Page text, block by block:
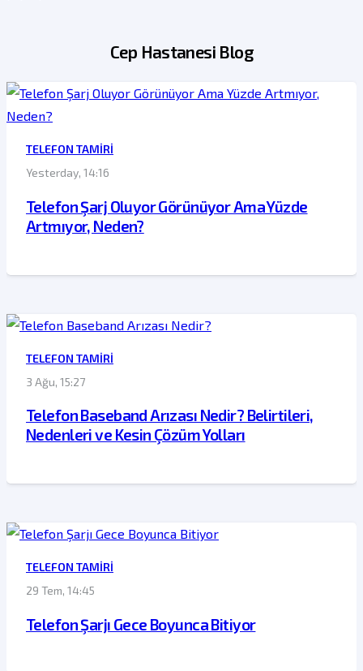
Cep Hastanesi Blog
TELEFON TAMIRI
Yesterday, 14:16
Telefon Şarj Oluyor Görünüyor Ama Yüzde
Artmıyor, Neden?
TELEFON TAMIRI
3 Ağu, 15:27
Telefon Baseband Arızası Nedir? Belirtileri,
Nedenleri ve Kesin Çözüm Yolları
TELEFON TAMIRI
29 Tem, 14:45
Telefon Şarjı Gece Boyunca Bitiyor